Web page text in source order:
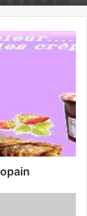
avec